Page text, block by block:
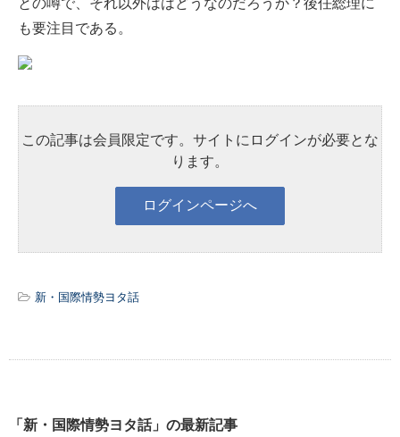
との噂で、それ以外ははどうなのだろうか？後任総理に
も要注目である。
この記事は会員限定です。サイトにログインが必要とな
ります。
新・国際情勢ヨタ話
「新・国際情勢ヨタ話」の最新記事